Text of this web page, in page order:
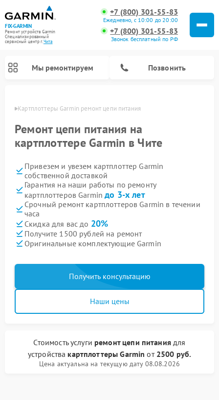
FIX-GARMIN
Ремонт устройств Garmin
Специализированный
cервисный центр г.Чита
+7 (800) 301-55-83
Ежедневно, с 10:00 до 20:00
+7 (800) 301-55-83
Звонок бесплатный по РФ
Мы ремонтируем Позвонить
Чите Картплоттеры Garmin ремонт цепи питания
Ремонт цепи питания на
картплоттере Garmin в Чите
Привезем и увезем картплоттер Garmin
собственной доставкой
Гарантия на наши работы по ремонту
картплоттеров Garminдо 3-х лет
Срочный ремонт картплоттеров Garmin в течении
часа
Скидка для вас до 20%
Получите 1500 рублей на ремонт
Оригинальные комплектующие Garmin
Получить консультацию
Наши цены
Стоимость услуги ремонт цепи питаниядля
устройства картплоттеры Garmin от 2500 руб.
Цена актуальна на текущую дату 08.08.2026